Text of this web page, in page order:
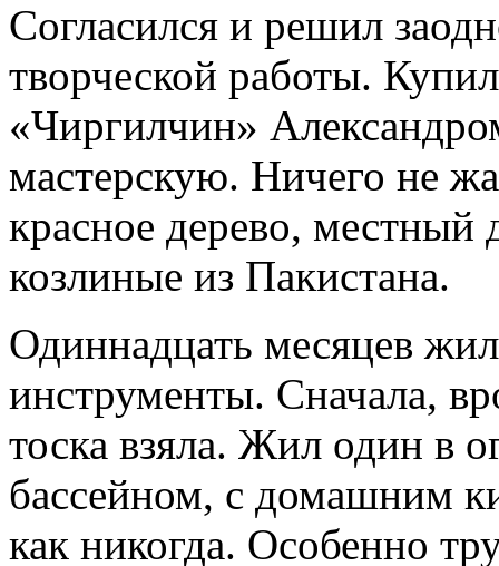
Согласился и решил
творческой работы.
«Чиргилчин»
мастерскую. Ничего не
красное дерево, местный
козлиные из Пакистана.
Одиннадцать месяцев
инструменты. Сначала,
тоска взяла. Жил один в
бассейном, с домашним
как никогда. Особенно